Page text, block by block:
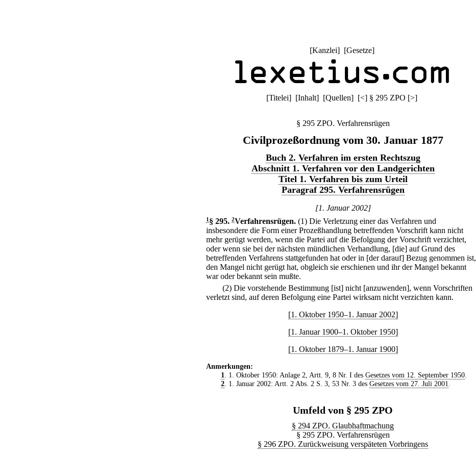
[Kanzlei] [Gesetze]
[Titelei] [Inhalt] [Quellen] [<] § 295 ZPO [>]
§ 295 ZPO. Verfahrensrügen
Civilprozeßordnung vom 30. Januar 1877
Buch 2. Verfahren im ersten Rechtszug
Abschnitt 1. Verfahren vor den Landgerichten
Titel 1. Verfahren bis zum Urteil
Paragraf 295. Verfahrensrügen
[1. Januar 2002]
1 § 295. 2Verfahrensrügen. (1) Die Verletzung einer das Verfahren und
insbesondere die Form einer Prozeßhandlung betreffenden Vorschrift kann nicht
mehr gerügt werden, wenn die Partei auf die Befolgung der Vorschrift verzichtet,
oder wenn sie bei der nächsten mündlichen Verhandlung, [die] auf Grund des
betreffenden Verfahrens stattgefunden hat oder in [der darauf] Bezug genommen ist,
den Mangel nicht gerügt hat, obgleich sie erschienen und ihr der Mangel bekannt
war oder bekannt sein mußte.
(2) Die vorstehende Bestimmung [ist] nicht [anzuwenden], wenn Vorschriften
verletzt sind, auf deren Befolgung eine Partei wirksam nicht verzichten kann.
[1. Oktober 1950–1. Januar 2002]
[1. Januar 1900–1. Oktober 1950]
[1. Oktober 1879–1. Januar 1900]
Anmerkungen:
1. 1. Oktober 1950: Anlage 2, Artt. 9, 8 Nr. I des Gesetzes vom 12. September 1950.
2. 1. Januar 2002: Artt. 2 Abs. 2 S. 3, 53 Nr. 3 des Gesetzes vom 27. Juli 2001.
Umfeld von § 295 ZPO
§ 294 ZPO. Glaubhaftmachung
§ 295 ZPO. Verfahrensrügen
§ 296 ZPO. Zurückweisung verspäteten Vorbringens